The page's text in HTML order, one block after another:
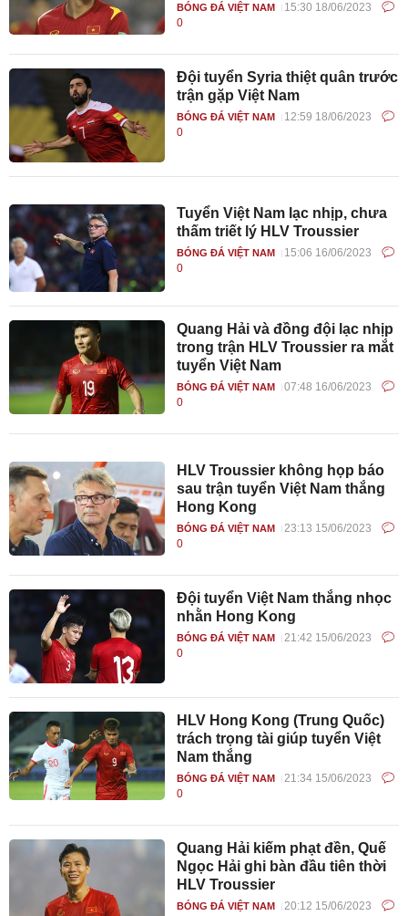
BÓNG ĐÁ VIỆT NAM
15:30 18/06/2023
0
Đội tuyển Syria thiệt quân trước
trận gặp Việt Nam
BÓNG ĐÁ VIỆT NAM
12:59 18/06/2023
0
Tuyển Việt Nam lạc nhịp, chưa
thấm triết lý HLV Troussier
BÓNG ĐÁ VIỆT NAM
15:06 16/06/2023
0
Quang Hải và đồng đội lạc nhịp
trong trận HLV Troussier ra mắt
tuyển Việt Nam
BÓNG ĐÁ VIỆT NAM
07:48 16/06/2023
0
HLV Troussier không họp báo
sau trận tuyển Việt Nam thắng
Hong Kong
BÓNG ĐÁ VIỆT NAM
23:13 15/06/2023
0
Đội tuyển Việt Nam thắng nhọc
nhằn Hong Kong
BÓNG ĐÁ VIỆT NAM
21:42 15/06/2023
0
HLV Hong Kong (Trung Quốc)
trách trọng tài giúp tuyển Việt
Nam thắng
BÓNG ĐÁ VIỆT NAM
21:34 15/06/2023
0
Quang Hải kiếm phạt đền, Quế
Ngọc Hải ghi bàn đầu tiên thời
HLV Troussier
BÓNG ĐÁ VIỆT NAM
20:12 15/06/2023